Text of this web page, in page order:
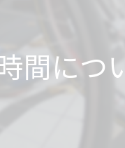
間につ